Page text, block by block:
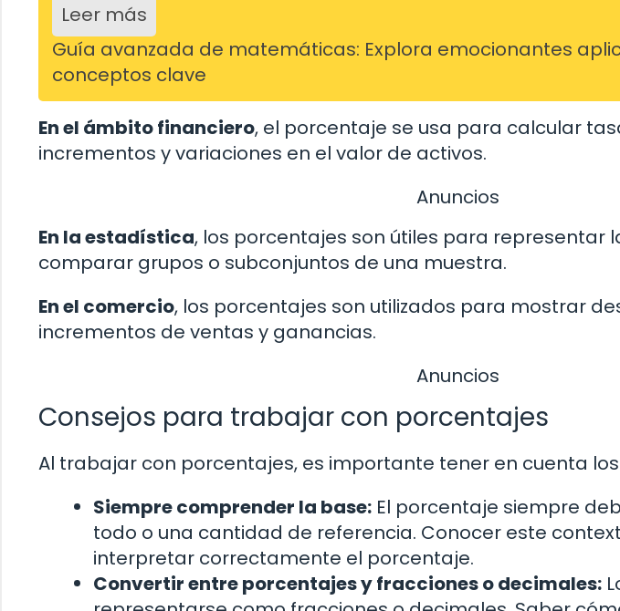
Leer más
Guía avanzada de matemáticas: Explora emocionantes
conceptos clave
En el ámbito financiero, el porcentaje se usa para calcular
incrementos y variaciones en el valor de activos.
Anuncios
En la estadística, los porcentajes son útiles para representar
comparar grupos o subconjuntos de una muestra.
En el comercio, los porcentajes son utilizados para mostrar
incrementos de ventas y ganancias.
Anuncios
Consejos para trabajar con porcentajes
Al trabajar con porcentajes, es importante tener en cuenta
Siempre comprender la base: El porcentaje siempre
todo o una cantidad de referencia. Conocer este
interpretar correctamente el porcentaje.
Convertir entre porcentajes y fracciones o decimales: